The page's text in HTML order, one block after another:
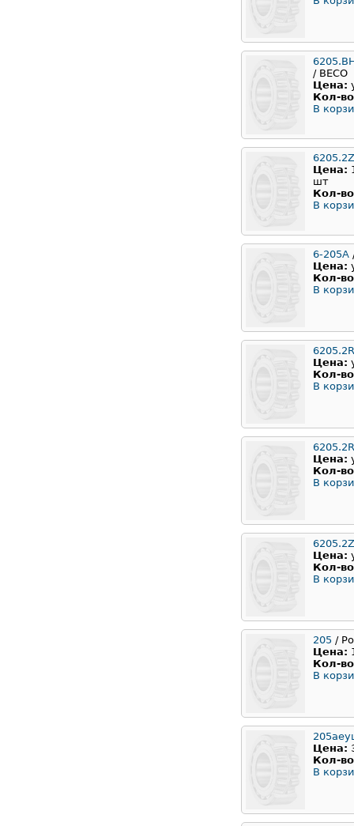
/ BECO
Цена:
Кол-
В
Цена:
шт
Кол-
В
6-205А
Цена:
Кол-
В
Цена:
Кол-
В
Цена:
Кол-
В
Цена:
Кол-
В
205 /
Цена:
Кол-
В
Цена:
Кол-
В